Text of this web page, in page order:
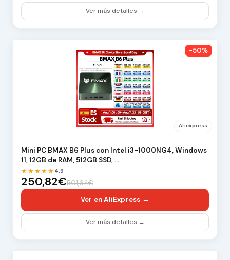
Ver más detalles →
-50%
Aliexpress
Mini PC BMAX B6 Plus con Intel i3-1000NG4, Windows
11, 12GB de RAM, 512GB SSD, …
★★★★★ 4.9
250,82€501,64€
Ver en AliExpress →
Ver más detalles →